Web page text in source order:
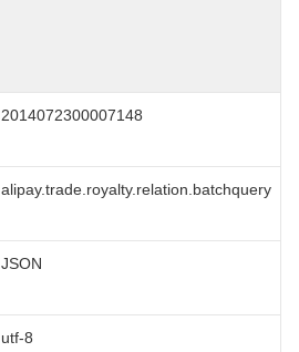
2014072300007148
alipay.trade.royalty.relation.batchquery
JSON
utf-8